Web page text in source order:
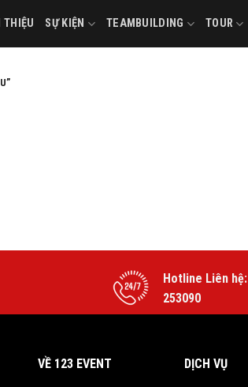
THIỆU SỰ KIỆN TEAMBUILDING TOUR
Hotline Liên hệ:
253090
VỀ 123 EVENT DỊCH VỤ